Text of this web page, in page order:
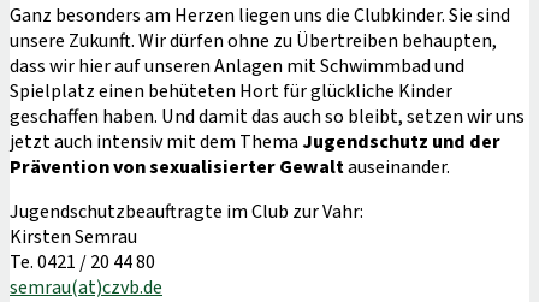
Ganz besonders am Herzen liegen uns die Clubkinder. Sie sind
unsere Zukunft. Wir dürfen ohne zu Übertreiben behaupten,
dass wir hier auf unseren Anlagen mit Schwimmbad und
Spielplatz einen behüteten Hort für glückliche Kinder
geschaffen haben. Und damit das auch so bleibt, setzen wir uns
jetzt auch intensiv mit dem ThemaJugendschutz und der
Prävention von sexualisierter Gewaltauseinander.
Jugendschutzbeauftragte im Club zur Vahr:
Kirsten Semrau
Te. 0421 / 20 44 80
semrau(at)czvb.de